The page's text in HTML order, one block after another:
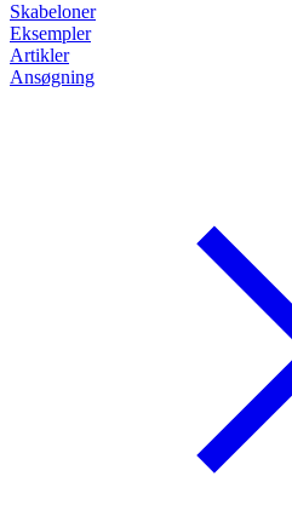
Skabeloner
Eksempler
Artikler
Ansøgning